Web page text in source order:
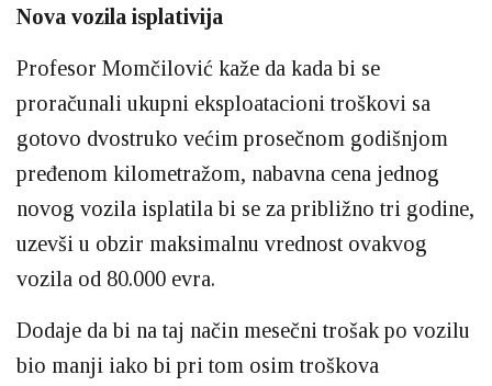
Nova vozila isplativija
Profesor Momčilović kaže da kada bi se
proračunali ukupni eksploatacioni troškovi sa
gotovo dvostruko većim prosečnom godišnjom
pređenom kilometražom, nabavna cena jednog
novog vozila isplatila bi se za približno tri godine,
uzevši u obzir maksimalnu vrednost ovakvog
vozila od 80.000 evra.
Dodaje da bi na taj način mesečni trošak po vozilu
bio manji iako bi pri tom osim troškova